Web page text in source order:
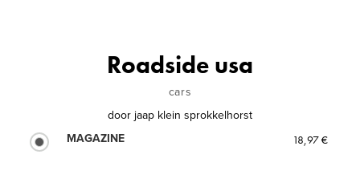
Roadside usa
cars
door jaap klein sprokkelhorst
MAGAZINE
18,97 €